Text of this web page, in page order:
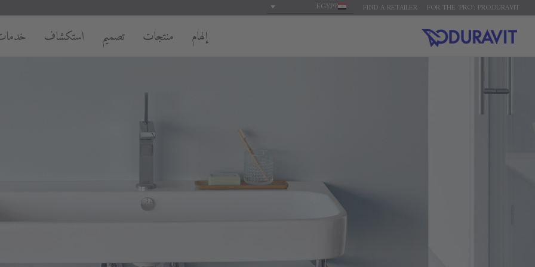
FOR THE 'PRO': PRO.DURAVIT
FIND A RETAILER
EGYPT
إلهام منتجات تصميم استكشاف